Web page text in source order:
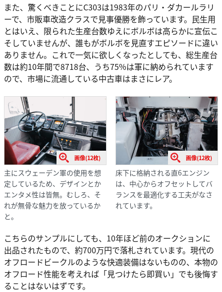
また、驚くべきことにC303は1983年のパリ・ダカールラリ
ーで、市販車改造クラスで見事優勝を飾っています。民生用
とはいえ、限られた生産台数ゆえにボルボは高らかに宣伝こ
そしていませんが、誰もがボルボを見直すエピソードに違い
ありません。これで一気に欲しくなったとしても、総生産台
数は約10年間で8718台、うち75%は軍に納められています
ので、市場に流通している中古車はまさにレア。
画像(12枚)
主にスウェーデン軍の使用を想
定しているため、デザインとか
エンタメ性は皆無。むしろ、そ
れが無骨な魅力を放っているか
と。
画像(12枚)
床下に格納される直6エンジン
は、中心からオフセットしてバ
ランスを最適化する工夫がなさ
れています。
こちらのサンプルにしても、10年ほど前のオークションに
出品されたもので、約700万円で落札されています。現代の
オフロードビークルのような快適装備はないものの、本物の
オフロード性能を考えれば「見つけたら即買い」でも後悔す
ることはないはずです。